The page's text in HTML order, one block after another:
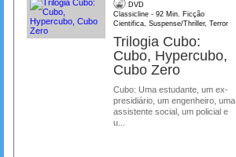
DVD
Classicline - 92 Min. Ficção
Cientifica, Suspense/Thriller, Terror
Trilogia Cubo:
Cubo, Hypercubo,
Cubo Zero
Cubo: Uma estudante, um ex-
presidiário, um engenheiro, uma
assistente social, um policial e
u...